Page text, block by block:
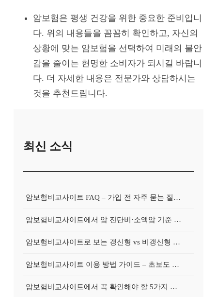
암보험은 평생 건강을 위한 중요한 준비입니
다. 위의 내용들을 꼼꼼히 확인하고, 자신의
상황에 맞는 암보험을 선택하여 미래의 불안
감을 줄이는 현명한 소비자가 되시길 바랍니
다. 더 자세한 내용은 전문가와 상담하시는
것을 추천드립니다.
최신 소식
암보험비교사이트 FAQ – 가입 전 자주 묻는 질문 정리
암보험비교사이트에서 암 진단비·소액암 기준 제대로 비교하기
암보험비교사이트로 보는 갱신형 vs 비갱신형 암보험 차이
암보험비교사이트 이용 방법 가이드 – 초보도 쉽게 비교하는 순서
암보험비교사이트에서 꼭 확인해야 할 5가지 비교 포인트